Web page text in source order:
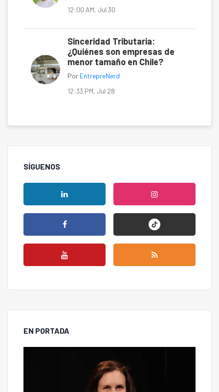
12:00 AM, Jul 30
Sinceridad Tributaria:
¿Quiénes son empresas de
menor tamaño en Chile?
Por EntrepreNerd
12:33 PM, Jul 28
SÍGUENOS
EN PORTADA